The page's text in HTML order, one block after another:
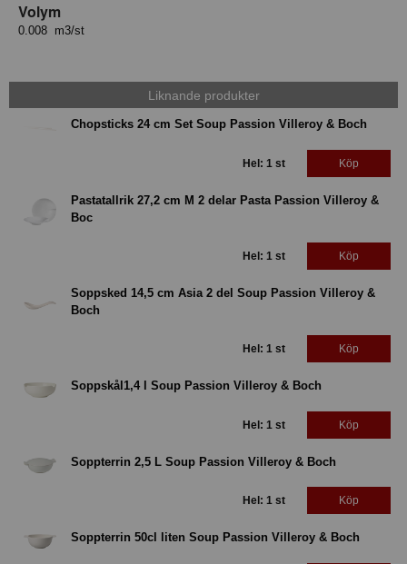
Volym
0.008 m3/st
Liknande produkter
Chopsticks 24 cm Set Soup Passion Villeroy & Boch
Hel: 1 st Köp
Pastatallrik 27,2 cm M 2 delar Pasta Passion Villeroy &
Boc
Hel: 1 st Köp
Soppsked 14,5 cm Asia 2 del Soup Passion Villeroy &
Boch
Hel: 1 st Köp
Soppskål1,4 l Soup Passion Villeroy & Boch
Hel: 1 st Köp
Soppterrin 2,5 L Soup Passion Villeroy & Boch
Hel: 1 st Köp
Soppterrin 50cl liten Soup Passion Villeroy & Boch